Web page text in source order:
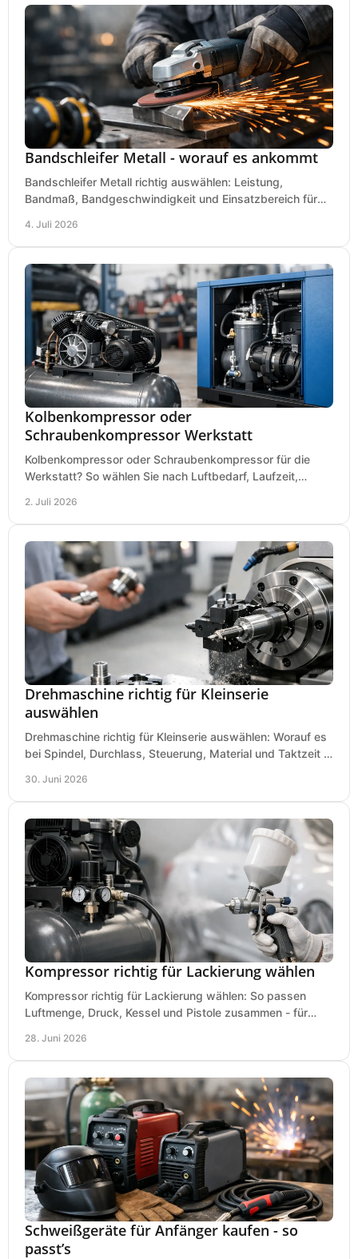
Bandschleifer Metall - worauf es ankommt
Bandschleifer Metall richtig auswählen: Leistung,
Bandmaß, Bandgeschwindigkeit und Einsatzbereich für
4. Juli 2026
Kolbenkompressor oder
Schraubenkompressor Werkstatt
Kolbenkompressor oder Schraubenkompressor für die
Werkstatt? So wählen Sie nach Luftbedarf, Laufzeit,
2. Juli 2026
Drehmaschine richtig für Kleinserie
auswählen
Drehmaschine richtig für Kleinserie auswählen: Worauf es
bei Spindel, Durchlass, Steuerung, Material und Taktzeit in
30. Juni 2026
Kompressor richtig für Lackierung wählen
Kompressor richtig für Lackierung wählen: So passen
Luftmenge, Druck, Kessel und Pistole zusammen - für
28. Juni 2026
Schweißgeräte für Anfänger kaufen - so
passt’s